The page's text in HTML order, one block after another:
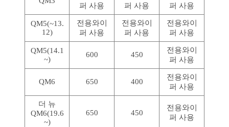
퍼 사용
퍼 사용
퍼 사용
QM5(~13.
12)
전용와이
퍼 사용
전용와이
퍼 사용
전용와이
퍼 사용
QM5(14.1
~)
600 450
전용와이
퍼 사용
QM6 650 400
전용와이
퍼 사용
더 뉴
QM6(19.6
~)
650 450
전용와이
퍼 사용